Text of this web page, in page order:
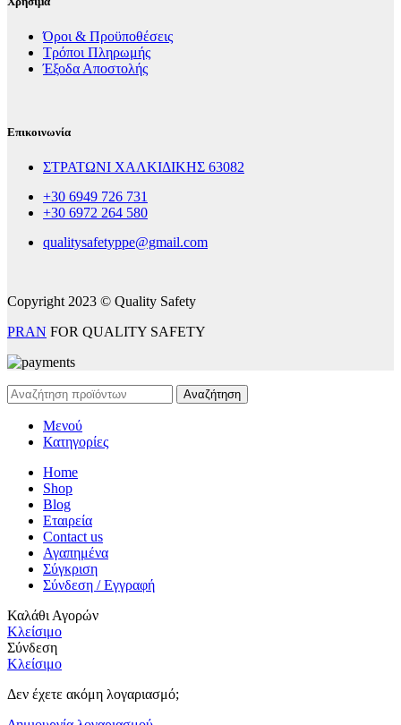
Όροι & Προϋποθέσεις
Τρόποι Πληρωμής
Έξοδα Αποστολής
Επικοινωνία
ΣΤΡΑΤΩΝΙ ΧΑΛΚΙΔΙΚΗΣ 63082
+30 6949 726 731
+30 6972 264 580
qualitysafetyppe@gmail.com
Copyright 2023 © Quality Safety
PRAN FOR QUALITY SAFETY
Αναζήτηση
Μενού
Κατηγορίες
Home
Shop
Blog
Εταιρεία
Contact us
Αγαπημένα
Σύγκριση
Σύνδεση / Εγγραφή
Καλάθι Αγορών
Κλείσιμο
Σύνδεση
Κλείσιμο
Δεν έχετε ακόμη λογαριασμό;